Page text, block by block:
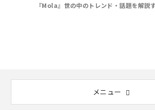
『Mola』世の中のトレンド・話題を解説
メニュー